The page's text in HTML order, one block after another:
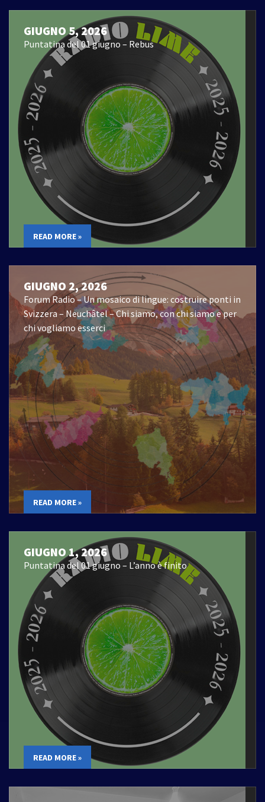
GIUGNO 5, 2026
Puntatina del 01 giugno – Rebus
READ MORE »
GIUGNO 2, 2026
Forum Radio – Un mosaico di lingue: costruire ponti in
Svizzera – Neuchâtel – Chi siamo, con chi siamo e per
chi vogliamo esserci
READ MORE »
GIUGNO 1, 2026
Puntatina del 01 giugno – L’anno è finito
READ MORE »